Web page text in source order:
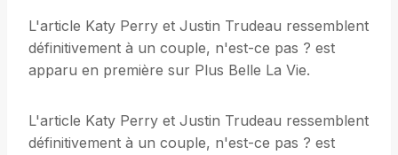
L'article Katy Perry et Justin Trudeau ressemblent
définitivement à un couple, n'est-ce pas ? est
apparu en première sur Plus Belle La Vie.
L'article Katy Perry et Justin Trudeau ressemblent
définitivement à un couple, n'est-ce pas ? est